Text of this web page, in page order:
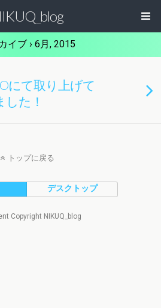
イブ › 6月, 2015
にて取り上げて
た！
トップに戻る
デスクトップ
Copyright NIKUQ_blog